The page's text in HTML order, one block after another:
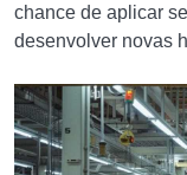
chance de aplicar
desenvolver novas